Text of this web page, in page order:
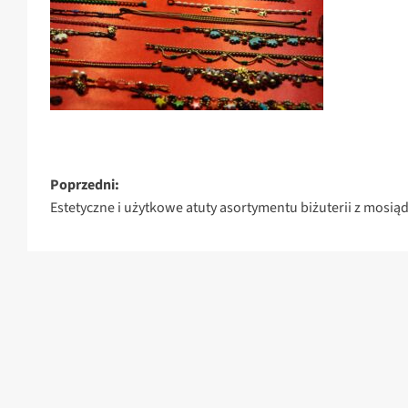
Zobacz
wpisy
Poprzedni:
Estetyczne i użytkowe atuty asortymentu biżuterii z